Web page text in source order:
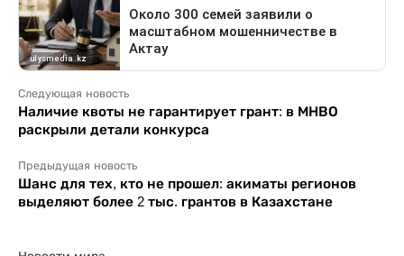
Следующая новость
Наличие квоты не гарантирует грант: в МНВО
раскрыли детали конкурса
Предыдущая новость
Шанс для тех, кто не прошел: акиматы регионов
выделяют более 2 тыс. грантов в Казахстане